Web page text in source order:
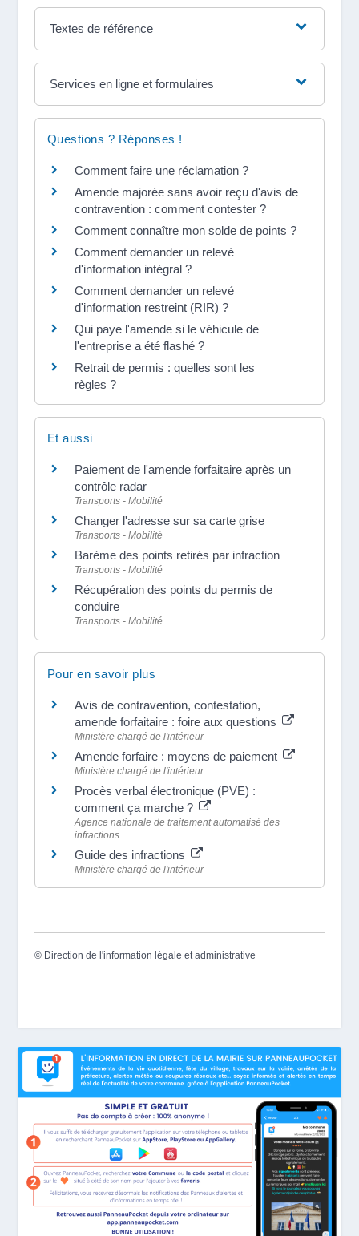
Textes de référence
Services en ligne et formulaires
Questions ? Réponses !
Comment faire une réclamation ?
Amende majorée sans avoir reçu d'avis de
contravention : comment contester ?
Comment connaître mon solde de points ?
Comment demander un relevé
d'information intégral ?
Comment demander un relevé
d'information restreint (RIR) ?
Qui paye l'amende si le véhicule de
l'entreprise a été flashé ?
Retrait de permis : quelles sont les
règles ?
Et aussi
Paiement de l'amende forfaitaire après un
contrôle radar
Transports - Mobilité
Changer l'adresse sur sa carte grise
Transports - Mobilité
Barème des points retirés par infraction
Transports - Mobilité
Récupération des points du permis de
conduire
Transports - Mobilité
Pour en savoir plus
Avis de contravention, contestation,
amende forfaitaire : foire aux questions
Ministère chargé de l'intérieur
Amende forfaire : moyens de paiement
Ministère chargé de l'intérieur
Procès verbal électronique (PVE) :
comment ça marche ?
Agence nationale de traitement automatisé des
infractions
Guide des infractions
Ministère chargé de l'intérieur
© Direction de l'information légale et administrative